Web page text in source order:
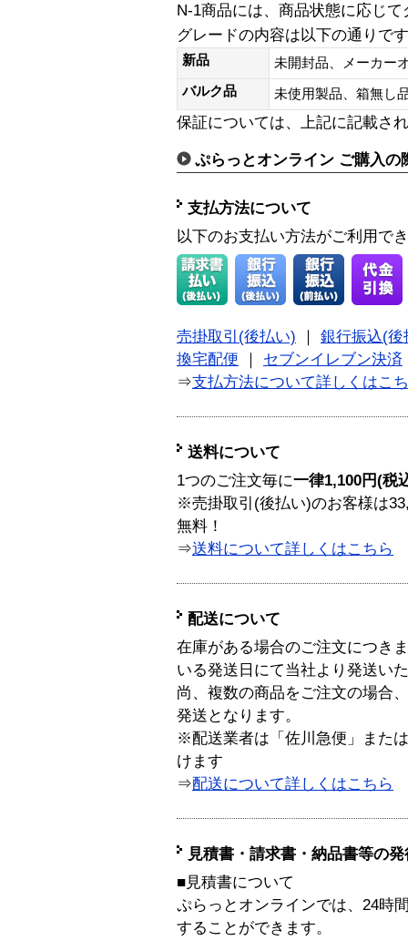
N-1商品には、商品状態に応じ
グレードの内容は以下の通りで
新品
未開封品、メーカー
バルク品
未使用製品、箱無
保証については、上記に記載さ
ぷらっとオンライン ご購入の
支払方法について
以下のお支払い方法がご利用で
売掛取引(後払い)
銀行振込(後
換宅配便
セブンイレブン決済
⇒支払方法について詳しくはこ
送料について
1つのご注文毎に一律1,100円(税
※売掛取引(後払い)のお客様は
無料！
⇒送料について詳しくはこちら
配送について
在庫がある場合のご注文につき
いる発送日にて当社より発送い
尚、複数の商品をご注文の場合
発送となります。
※配送業者は「佐川急便」また
けます
⇒配送について詳しくはこちら
見積書・請求書・納品書等の
■見積書について
ぷらっとオンラインでは、24時
することができます。